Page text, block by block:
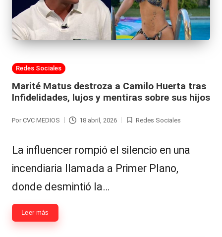
h
a
s
y
F
ar
á
d
ul
a
C
hi
farándula,
Realitys,
Brava,
Gran
Tendencias
-
Exclusivas
-
Tv
Publicada
Redes Sociales
Marité Matus destroza a Camilo Huerta tras
Infidelidades, lujos y mentiras sobre sus hijos
Publicado
Por CVC MEDIOS 18 abril, 2026
Publicada
Redes Sociales
​La influencer rompió el silencio en una
incendiaria llamada a Primer Plano,
donde desmintió la…
Leer más